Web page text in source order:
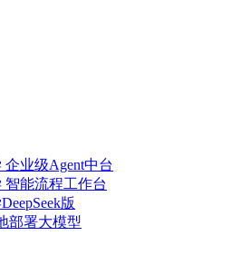
业级Agent中台
智能流程工作台
版
部署大模型